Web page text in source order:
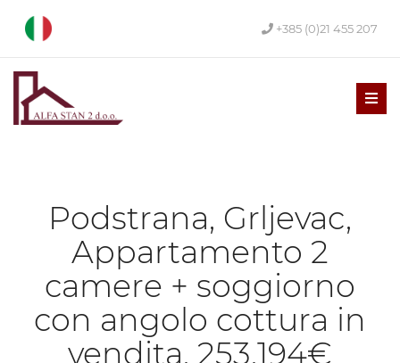
+385 (0)21 455 207
Podstrana, Grljevac,
Appartamento 2
camere + soggiorno
con angolo cottura in
vendita, 253.194€